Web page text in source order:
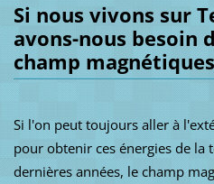
Si nous vivons sur
avons-nous besoin
champ
Si l'on peut toujours aller à
pour obtenir ces énergies de la
dernières années, le champ